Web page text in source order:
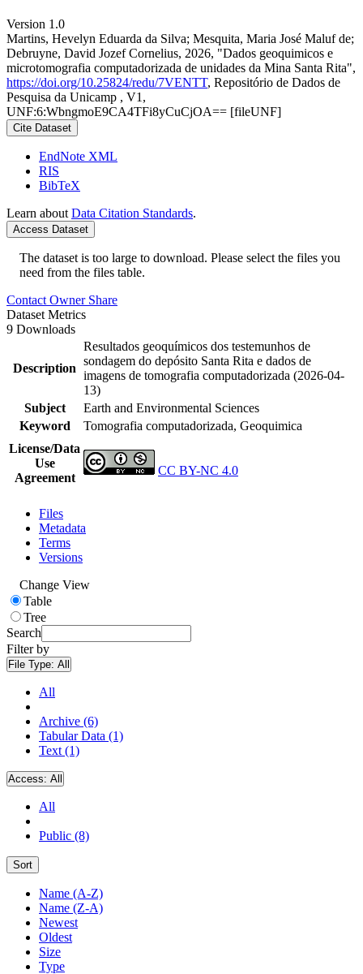
Version 1.0
Martins, Hevelyn Eduarda da Silva; Mesquita, Maria José Maluf de;
Debruyne, David Jozef Cornelius, 2026, "Dados geoquimicos e
microtomografia computadorizada de unidades da Mina Santa Rita",
https://doi.org/10.25824/redu/7VENTT, Repositório de Dados de
Pesquisa da Unicamp , V1,
UNF:6:WbngmoE9CA4TFi8yCuCjOA== [fileUNF]
Cite Dataset
EndNote XML
RIS
BibTeX
Learn about Data Citation Standards.
Access Dataset
The dataset is too large to download. Please select the files you
need from the files table.
Contact Owner Share
Dataset Metrics
9 Downloads
Description
Resultados geoquímicos dos testemunhos de
sondagem do depósito Santa Rita e dados de
imagens de tomografia computadorizada (2026-04-
13)
Subject
Earth and Environmental Sciences
Keyword
Tomografia computadorizada, Geoquimica
License/Data
Use
Agreement
CC BY-NC 4.0
Files
Metadata
Terms
Versions
Change View
Table
Tree
Search
Filter by
File Type: All
All
Archive (6)
Tabular Data (1)
Text (1)
Access: All
All
Public (8)
Sort
Name (A-Z)
Name (Z-A)
Newest
Oldest
Size
Type